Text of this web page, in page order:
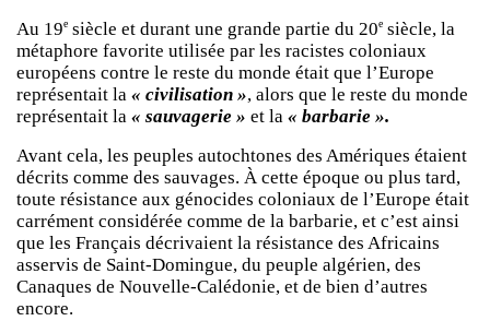
Au 19e siècle et durant une grande partie du 20e siècle, la
métaphore favorite utilisée par les racistes coloniaux
européens contre le reste du monde était que l’Europe
représentait la « civilisation », alors que le reste du monde
représentait la « sauvagerie » et la « barbarie ».
Avant cela, les peuples autochtones des Amériques étaient
décrits comme des sauvages. À cette époque ou plus tard,
toute résistance aux génocides coloniaux de l’Europe était
carrément considérée comme de la barbarie, et c’est ainsi
que les Français décrivaient la résistance des Africains
asservis de Saint-Domingue, du peuple algérien, des
Canaques de Nouvelle-Calédonie, et de bien d’autres
encore.